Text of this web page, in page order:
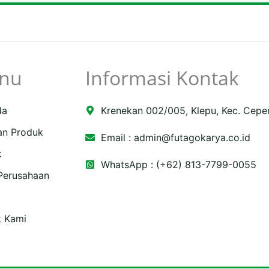
Produk
Kami
Informasi Kontak
Krenekan 002/005, Klepu, Kec.
Email : admin@futagokarya.co.id
WhatsApp : (+62) 813-7799-0055